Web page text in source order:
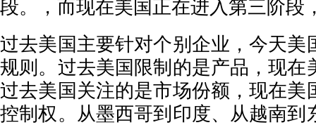
段。，而现在美国正在进入第三阶段
过去美国主要针对个别企业，今天美
规则。过去美国限制的是产品，现在
过去美国关注的是市场份额，现在美
控制权。从墨西哥到印度、从越南到